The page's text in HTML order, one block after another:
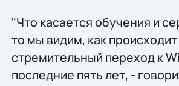
"Что касается обучения и
то мы видим, как
стремительный переход к
последние пять лет, -